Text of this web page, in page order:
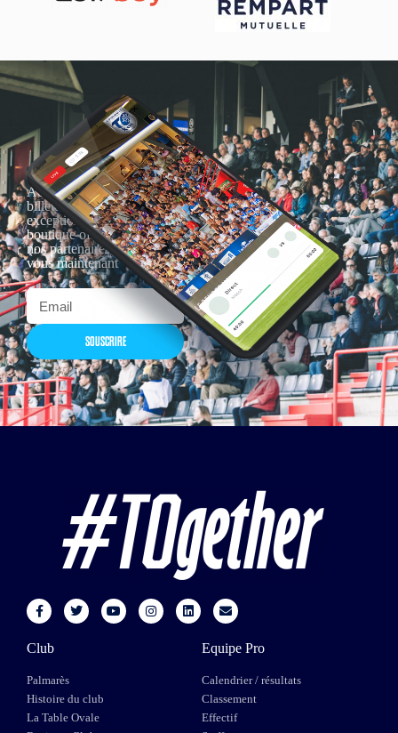
Actualités, nouveautés,
billetterie, remises
exceptionnelles dans la
boutique officielles & chez
nos partenaires… Inscrivez-
vous maintenant
SOUSCRIRE
Club
Palmarès
Histoire du club
La Table Ovale
Equipe Pro
Calendrier / résultats
Classement
Effectif